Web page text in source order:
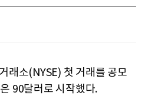
래소(NYSE) 첫 거래를 공모
90달러로 시작했다.